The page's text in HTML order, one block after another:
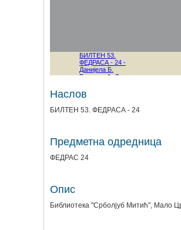
Наслов
БИЛТЕН 53. ФЕДРАСА - 24
Предметна одредница
ФЕДРАС 24
Опис
Библиотека "Срболјуб Митић", Мало